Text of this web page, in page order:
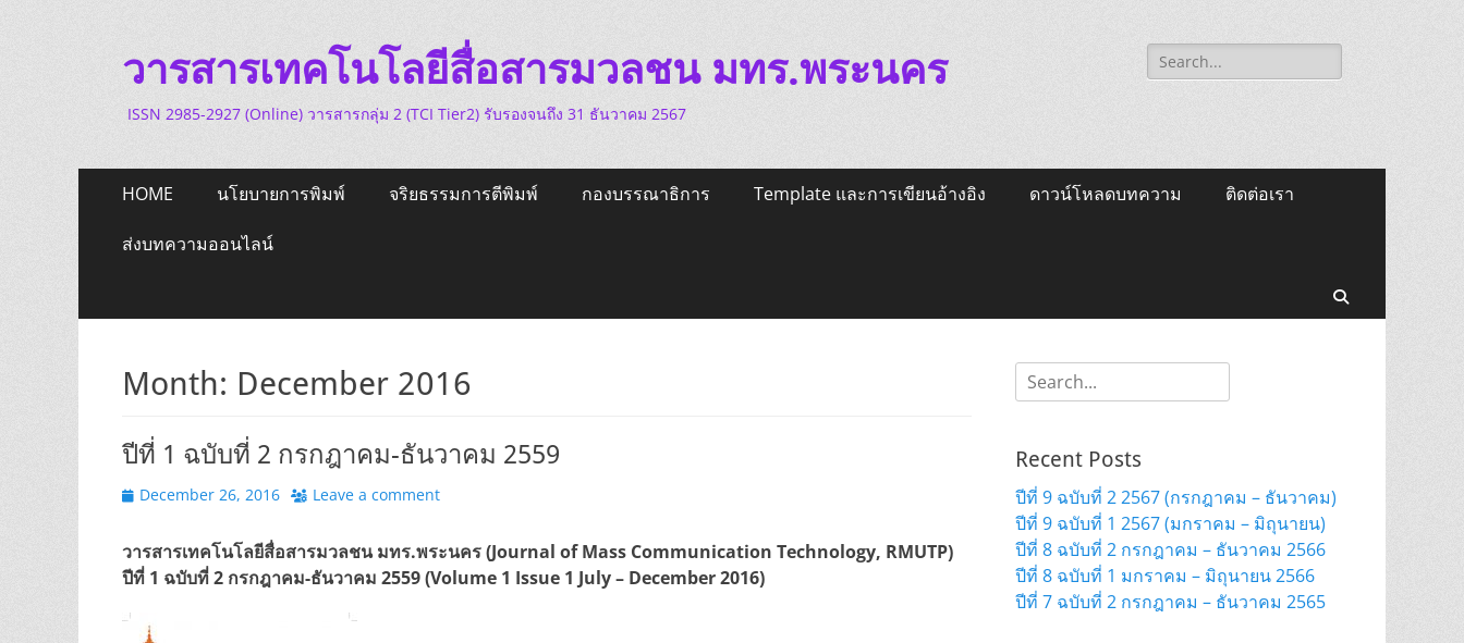
วารสารเทคโนโลยีสื่อสารมวลชน มทร.พระนคร
ISSN 2985-2927 (Online) วารสารกลุ่ม 2 (TCI Tier2) รับรองจนถึง 31 ธันวาคม 2567
Search
for:
Primary
content
HOME นโยบายการพิมพ์ จริยธรรมการตีพิมพ์ กองบรรณาธิการ Template และการเขียนอ้างอิง ดาวน์โหลดบทความ ติดต่อเรา
ส่งบทความออนไลน์
Month: December 2016
ปีที่ 1 ฉบับที่ 2 กรกฎาคม-ธันวาคม 2559
Posted
December 26, 2016 Leave a comment
วารสารเทคโนโลยีสื่อสารมวลชน มทร.พระนคร (Journal of Mass Communication Technology, RMUTP)
ปีที่ 1 ฉบับที่ 2 กรกฎาคม-ธันวาคม 2559 (Volume 1 Issue 1 July – December 2016)
Search
for:
Recent Posts
ปีที่ 9 ฉบับที่ 2 2567 (กรกฎาคม – ธันวาคม)
ปีที่ 9 ฉบับที่ 1 2567 (มกราคม – มิถุนายน)
ปีที่ 8 ฉบับที่ 2 กรกฎาคม – ธันวาคม 2566
ปีที่ 8 ฉบับที่ 1 มกราคม – มิถุนายน 2566
ปีที่ 7 ฉบับที่ 2 กรกฎาคม – ธันวาคม 2565